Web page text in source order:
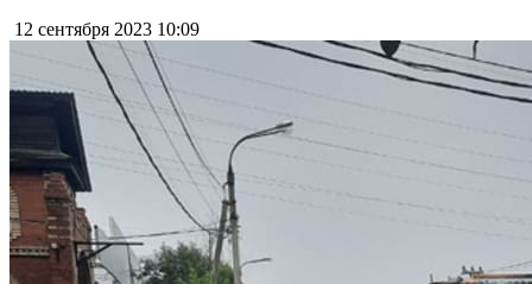
12 сентября 2023 10:09